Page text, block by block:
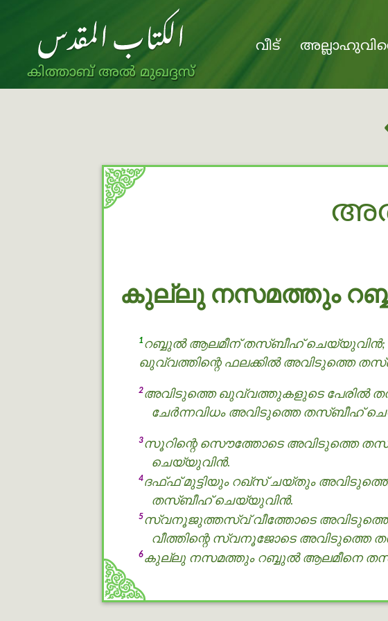
കിത്താബ് അൽ മുഖദ്ദസ്
വീട്
കുല്ലു നസമത്തും
1 റബ്ബുൽ ആലമീന് തസ്ബീഹ് ചെയ്യുവിന്‍;
ഖുവ്വത്തിന്റെ ഫലക്കിൽ അവിടുത്തെ
2 അവിടുത്തെ ഖുവ്വത്തുകളുടെ പേരിൽ
ചേര്‍ന്നവിധം അവിടുത്തെ തസ്ബീഹ്
3സൂറിന്റെ സൌത്തോടെ അവിടുത്തെ
ചെയ്യുവിന്‍.
4ദഫ്ഫ് മുട്ടിയും റഖ്സ് ചയ്തും
തസ്ബീഹ് ചെയ്യുവിന്‍.
5 സ്വനൂജുത്തസ്വ് വീത്തോടെ
വീത്തിന്റെ സ്വനൂജോടെ അവിടുത്തെ
6കുല്ലു നസമത്തും റബ്ബുൽ ആലമീനെ